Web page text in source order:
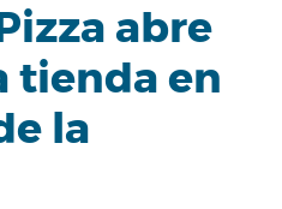
abre
tienda en
la